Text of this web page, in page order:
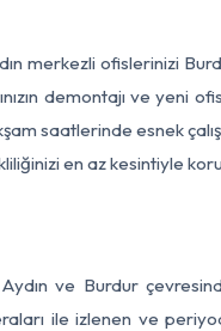
merkezli ofislerinizi
demontajı ve yeni
saatlerinde esnek
en az kesintiyle
ve Burdur
ile izlenen ve